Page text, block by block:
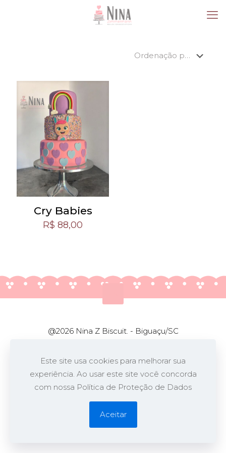
Cry Babies
R$ 88,00
@2026 Nina Z Biscuit. - Biguaçu/SC
Este site usa cookies para melhorar sua
experiência. Ao usar este site você concorda
com nossa Política de Proteção de Dados
Aceitar